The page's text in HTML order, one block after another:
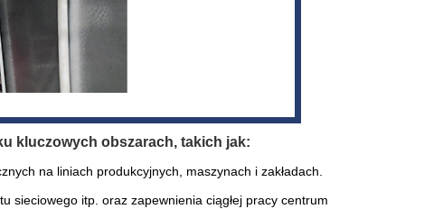
kluczowych obszarach, takich jak:
na liniach produkcyjnych, maszynach i zakładach.
sieciowego itp. oraz zapewnienia ciągłej pracy centrum